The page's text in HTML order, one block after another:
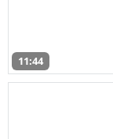
11:44